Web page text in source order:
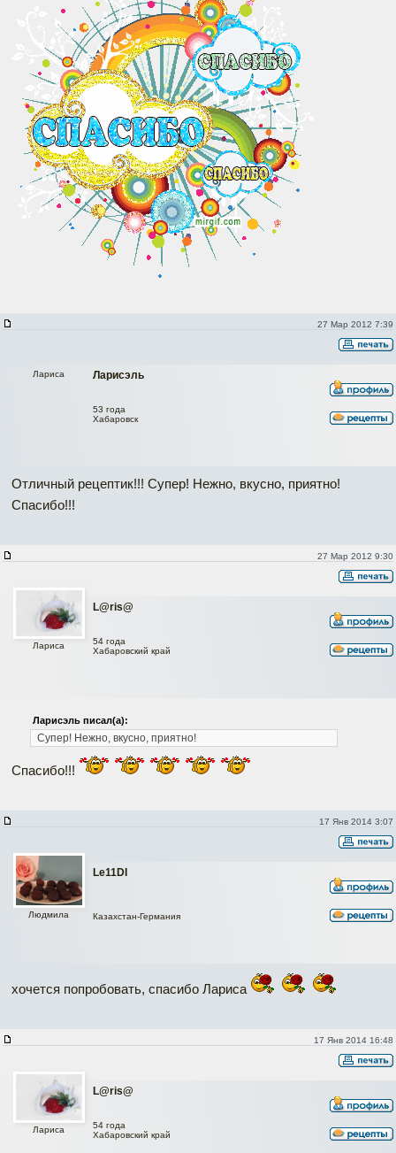
27 Мар 2012 7:39
Ларисэль
Лариса
53 года
Хабаровск
Отличный рецептик!!! Супер! Нежно, вкусно, приятно!
Спасибо!!!
27 Мар 2012 9:30
L@ris@
Лариса
54 года
Хабаровский край
Ларисэль писал(а):
Супер! Нежно, вкусно, приятно!
Спасибо!!!
17 Янв 2014 3:07
Le11DI
Людмила Казахстан-Германия
хочется попробовать, спасибо Лариса
17 Янв 2014 16:48
L@ris@
Лариса
54 года
Хабаровский край